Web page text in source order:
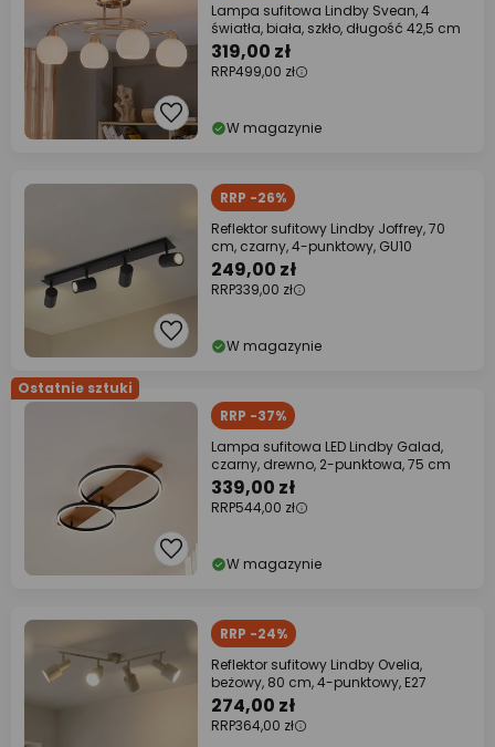
Lampa sufitowa Lindby Svean, 4
światła, biała, szkło, długość 42,5 cm
319,00 zł
RRP499,00 zł
W magazynie
RRP -26%
Reflektor sufitowy Lindby Joffrey, 70
cm, czarny, 4-punktowy, GU10
249,00 zł
RRP339,00 zł
W magazynie
Ostatnie sztuki
RRP -37%
Lampa sufitowa LED Lindby Galad,
czarny, drewno, 2-punktowa, 75 cm
339,00 zł
RRP544,00 zł
W magazynie
RRP -24%
Reflektor sufitowy Lindby Ovelia,
beżowy, 80 cm, 4-punktowy, E27
274,00 zł
RRP364,00 zł